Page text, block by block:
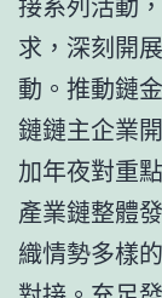
求，深刻開
動。推動鏈
鏈鏈主企業
加年夜對重
產業鏈整體
織情勢多樣